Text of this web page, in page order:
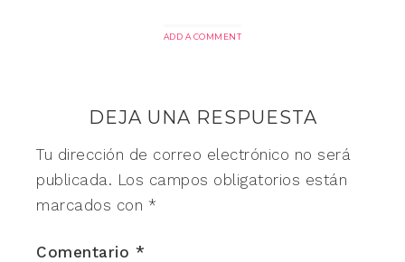
ADD A COMMENT
DEJA UNA RESPUESTA
Tu dirección de correo electrónico no será
publicada. Los campos obligatorios están
marcados con *
Comentario *